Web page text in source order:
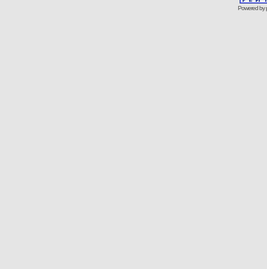
Powered by